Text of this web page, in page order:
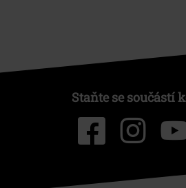
Staňte se součástí